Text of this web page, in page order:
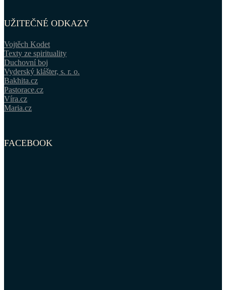
UŽITEČNÉ ODKAZY
Vojtěch Kodet
Texty ze spirituality
Duchovní boj
Vyderský klášter, s. r. o.
Bakhita.cz
Pastorace.cz
Víra.cz
Maria.cz
FACEBOOK